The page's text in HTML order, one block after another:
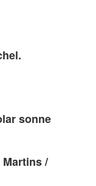
sonne
/